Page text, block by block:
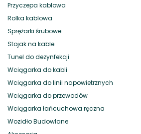
Przyczepa kablowa
Rolka kablowa
Sprężarki śrubowe
Stojak na kable
Tunel do dezynfekcji
Wciągarka do kabli
Wciągarka do linii napowietrznych
Wciągarka do przewodów
Wciągarka łańcuchowa ręczna
Wozidło Budowlane